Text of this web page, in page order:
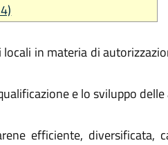
in materia di
e lo sviluppo
efficiente, diversificata,